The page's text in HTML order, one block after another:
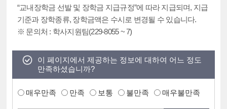
“교내장학금 선발 및 장학금 지급규정”에 따라 지급되며, 지급
기준과 장학종류, 장학금액은 수시로 변경될 수 있습니다.
※ 문의처 : 학사지원팀(229-8055 ~ 7)
이 페이지에서 제공하는 정보에 대하여 어느 정도
만족하셨습니까?
매우만족 만족 보통 불만족 매우불만족